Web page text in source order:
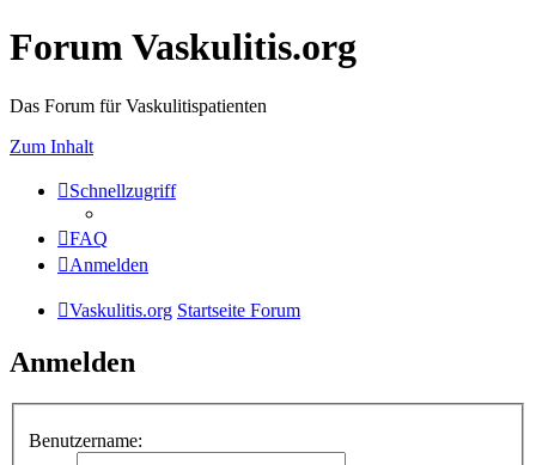
Forum Vaskulitis.org
Das Forum für Vaskulitispatienten
Zum Inhalt
Schnellzugriff
FAQ
Anmelden
Vaskulitis.org Startseite Forum
Anmelden
Benutzername: